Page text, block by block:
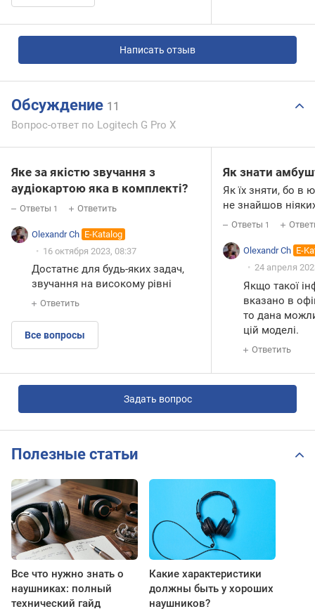
Написать отзыв
Обсуждение 11
Вопрос-ответ по Logitech G Pro X
Яке за якістю звучання з
аудіокартою яка в комплекті?
Ответы 1 Ответить
Olexandr Ch E-Katalog
16 октября 2023, 08:37
Достатнє для будь-яких задач,
звучання на високому рівні
Ответить
Все вопросы
Як знати
Як їх зняти, бо в
не знайшов
Ответы 1
Olexandr Ch E-
24 апреля
Якщо такої
вказано в
то дана
цій моделі.
Ответить
Задать вопрос
Полезные статьи
Все что нужно знать о
наушниках: полный
технический гайд
Какие характеристики
должны быть у хороших
наушников?